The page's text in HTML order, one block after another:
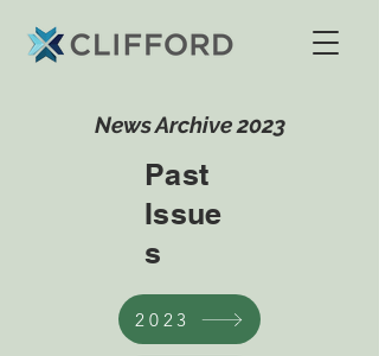
News Archive 2023
Past
Issue
s
2023